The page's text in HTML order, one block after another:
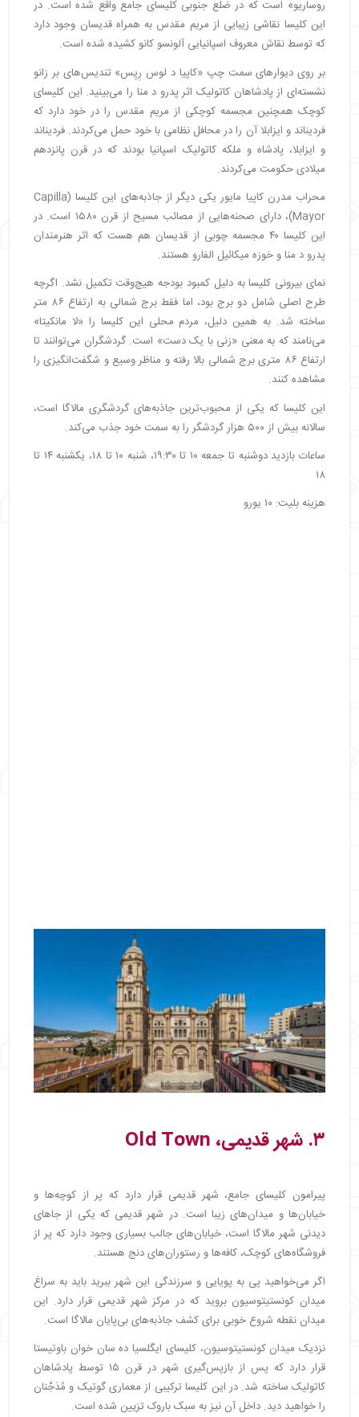
روساریو» است که در ضلع جنوبی کلیسای جامع واقع شده است. در
این کلیسا نقاشی زیبایی از مریم مقدس به همراه قدیسان وجود دارد
که توسط نقاش معروف اسپانیایی آلونسو کانو کشیده شده است.
بر روی دیوارهای سمت چپ «کاپیا د لوس رِیِس» تندیس‌های بر زانو
نشسته‌ای از پادشاهان کاتولیک اثر پدرو د منا را می‌بینید. این کلیسای
کوچک همچنین مجسمه کوچکی از مریم مقدس را در خود دارد که
فردیناند و ایزابلا آن را در محافل نظامی با خود حمل می‌کردند. فردیناند
و ایزابلا، پادشاه و ملکه کاتولیک اسپانیا بودند که در قرن پانزدهم
میلادی حکومت می‌کردند.
محراب مدرن کاپیا مایور یکی دیگر از جاذبه‌های این کلیسا (Capilla
Mayor)، دارای صحنه‌هایی از مصائب مسیح از قرن ۱۵۸۰ است. در
این کلیسا ۴۰ مجسمه چوبی از قدیسان هم هست که اثر هنرمندان
پدرو د منا و خوزه میکائیل الفارو هستند.
نمای بیرونی کلیسا به دلیل کمبود بودجه هیچ‌وقت تکمیل نشد. اگرچه
طرح اصلی شامل دو برج بود، اما فقط برج شمالی به ارتفاع ۸۶ متر
ساخته شد. به همین دلیل، مردم محلی این کلیسا را «لا مانکیتا»
می‌نامند که به معنی «زنی با یک دست» است. گردشگران می‌توانند تا
ارتفاع ۸۶ متری برج شمالی بالا رفته و مناظر وسیع و شگفت‌انگیزی را
مشاهده کنند.
این کلیسا که یکی از محبوب‌ترین جاذبه‌های گردشگری مالاگا است،
سالانه بیش از ۵۰۰ هزار گردشگر را به سمت خود جذب می‌کند.
ساعات بازدید دوشنبه تا جمعه ۱۰ تا ۱۹:۳۰، شنبه ۱۰ تا ۱۸، یکشنبه ۱۴ تا
۱۸
هزینه بلیت: ۱۰ یورو
۳. شهر قدیمی، Old Town
پیرامون کلیسای جامع، شهر قدیمی قرار دارد که پر از کوچه‌ها و
خیابان‌ها و میدان‌های زیبا است. در شهر قدیمی که یکی از جاهای
دیدنی شهر مالاگا است، خیابان‌های جالب بسیاری وجود دارد که پر از
فروشگاه‌های کوچک، کافه‌ها و رستوران‌های دنج هستند.
اگر می‌خواهید پی به پویایی و سرزندگی این شهر ببرید باید به سراغ
میدان کونستیتوسیون بروید که در مرکز شهر قدیمی قرار دارد. این
میدان نقطه شروع خوبی برای کشف جاذبه‌های بی‌پایان مالاگا است.
نزدیک میدان کونستیتوسیون، کلیسای ایگلسیا ده سان خوان باوتیستا
قرار دارد که پس از بازپس‌گیری شهر در قرن ۱۵ توسط پادشاهان
کاتولیک ساخته شد. در این کلیسا ترکیبی از معماری گوتیک و مُدَجَّنان
را خواهید دید. داخل آن نیز به سبک باروک تزیین شده است.